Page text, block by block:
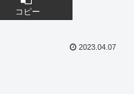
コピー
2023.04.07